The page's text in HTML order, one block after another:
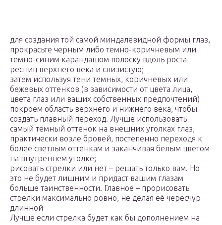
для создания той самой миндалевидной формы глаз,
прокрасьте черным либо темно-коричневым или
темно-синим карандашом полоску вдоль роста
ресниц верхнего века и слизистую;
затем используя тени темных, коричневых или
бежевых оттенков (в зависимости от цвета лица,
цвета глаз или ваших собственных предпочтений)
покроем область верхнего и нижнего века, чтобы
создать плавный переход. Лучше использовать
самый темный оттенок на внешних уголках глаз,
практически возле бровей, постепенно переходя к
более светлым оттенкам и заканчивая белым цветом
на внутреннем уголке;
рисовать стрелки или нет – решать только вам. Но
это не будет лишним и придаст вашим глазам
больше таинственности. Главное – прорисовать
стрелки максимально ровно, не делая её чересчур
длинной
Лучше если стрелка будет как бы дополнением на